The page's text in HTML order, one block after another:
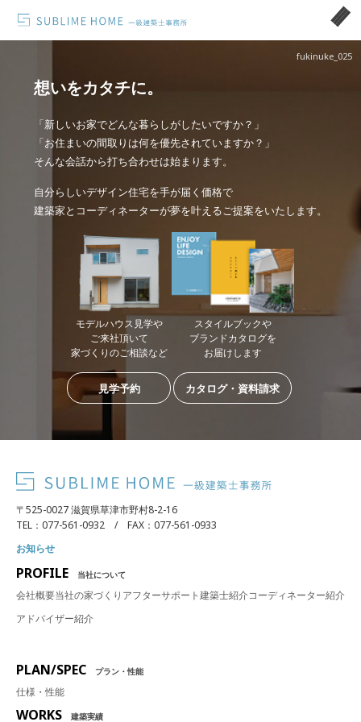
fukinuke_025
想いをカタチに。
「新しいお家でどんな暮らしがしたいですか？」
「お住まいの間取りは何を優先されていますか？」
そんな会話から打ち合わせは始まります。
自分らしいデザイン住宅を手が届く価格で
建築家とコーディネーターが夢を叶えるご提案をいたします。
モデルハウス見学や
ご来社頂いて
家づくりのご相談など
見学予約
スタイルブックや
ブランドカタログを
お届けします
カタログ・資料請求
〒525-0027 滋賀県草津市野村8-2-16
TEL：077-561-0932 / FAX：077-561-0933
お知らせ
PROFILE 当社について
会社概要当社の家づくり アフターサポート建築士紹介コーディネーター紹介
アドバイザー紹介
PLAN/SPEC プラン・性能
仕様・性能
WORKS 建築実績